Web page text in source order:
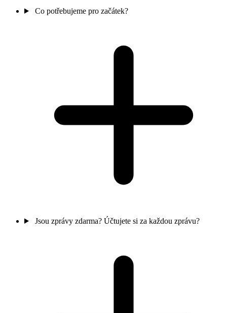
Co potřebujeme pro začátek?
Jsou zprávy zdarma? Účtujete si za každou zprávu?